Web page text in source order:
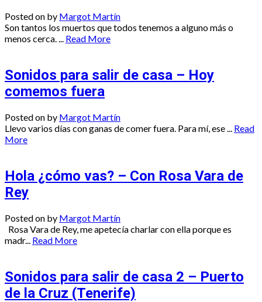
Posted on by Margot Martín
Son tantos los muertos que todos tenemos a alguno más o
menos cerca. ... Read More
Sonidos para salir de casa – Hoy
comemos fuera
Posted on by Margot Martín
Llevo varios días con ganas de comer fuera. Para mí, ese ... Read
More
Hola ¿cómo vas? – Con Rosa Vara de
Rey
Posted on by Margot Martín
Rosa Vara de Rey, me apetecía charlar con ella porque es
madr...
Read More
Sonidos para salir de casa 2 – Puerto
de la Cruz (Tenerife)